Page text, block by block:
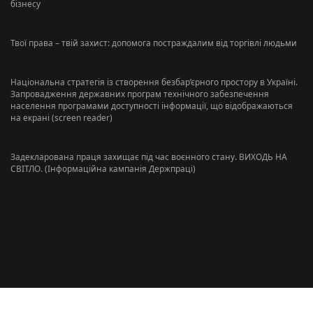
бізнесу
Твої права – твій захист: допомога постраждалим від торгівлі людьми
Національна стратегія із створення безбар’єрного простору в Україні.
Запровадження державних програм технічного забезпечення
населення програмами доступності інформації, що відображаються
на екрані (screen reader)
Задекларована праця захищає під час воєнного стану. ВИХОДЬ НА
СВІТЛО. (Інформаційна кампанія Держпраці)